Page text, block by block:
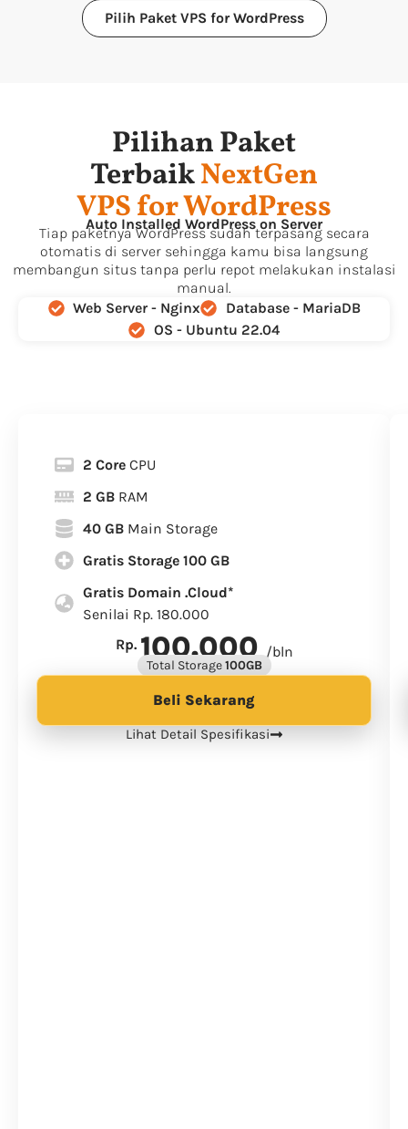
Pilih Paket VPS for WordPress
Pilihan Paket
TerbaikNextGen
VPS for WordPress
Auto Installed WordPress on Server
Tiap paketnya WordPress sudah terpasang secara
otomatis di server sehingga kamu bisa langsung
membangun situs tanpa perlu repot melakukan instalasi
manual.
Web Server - Nginx
Database - MariaDB
OS - Ubuntu 22.04
2 Core CPU
2 GB RAM
40 GB Main Storage
Gratis Storage 100 GB
Gratis Domain .Cloud*
Senilai Rp. 180.000
Rp. 100.000 /bln
Total Storage100GB
Beli Sekarang
Lihat Detail Spesifikasi